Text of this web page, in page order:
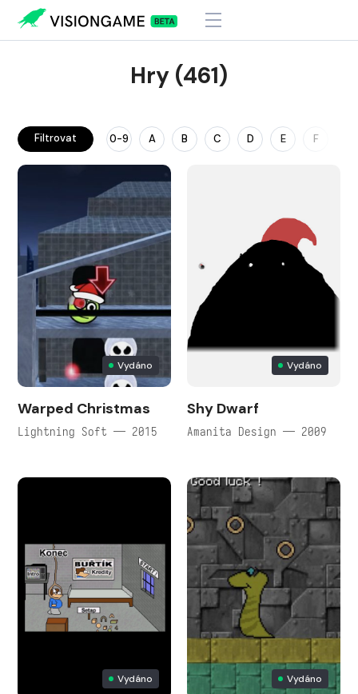
Hry (461)
Filtrovat 0-9 A B C D E F
Vydáno
Warped Christmas
Lightning Soft — 2015
Vydáno
Shy Dwarf
Amanita Design — 2009
Vydáno Vydáno